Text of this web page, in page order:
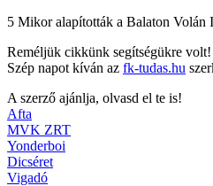
5 Mikor alapították a Balaton Volán
Reméljük cikkünk segítségükre volt!
Szép napot kíván az fk-tudas.hu
A szerző ajánlja, olvasd el te is!
Afta
MVK ZRT
Yonderboi
Dicséret
Vigadó